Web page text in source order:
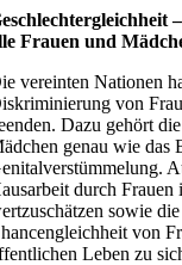
Frauen und
vereinten Nationen
von
Dazu gehört
genau wie das
durch Frauen
sowie
von
Leben zu